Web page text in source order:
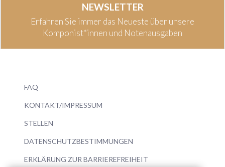
NEWSLETTER
Erfahren Sie immer das Neueste über unsere
Komponist*innen und Notenausgaben
FAQ
KONTAKT/IMPRESSUM
STELLEN
DATENSCHUTZBESTIMMUNGEN
ERKLÄRUNG ZUR BARRIEREFREIHEIT